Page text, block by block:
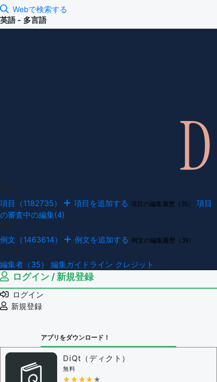
Webで検索する
英語 - 多言語
項目（1182735） 項目を追加する 項目の編集履歴（35）
項目
の審査中の編集(4)
例文（1463614） 例文を追加する 例文の編集履歴（39）
編集者（35） 編集ガイドライン クレジット
ログイン / 新規登録
ログイン
新規登録
アプリをダウンロード！
DiQt（ディクト）
無料
★★★★★
★★★★★